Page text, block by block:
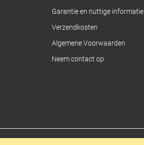
Garantie en nuttige informatie
Verzendkosten
Algemene Voorwaarden
Neem contact op